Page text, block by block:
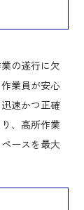
の遂行に欠
業員が安心
速かつ正確
、高所作業
ースを最大